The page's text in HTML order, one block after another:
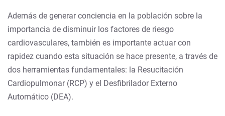
Además de generar conciencia en la población sobre la
importancia de disminuir los factores de riesgo
cardiovasculares, también es importante actuar con
rapidez cuando esta situación se hace presente, a través de
dos herramientas fundamentales: la Resucitación
Cardiopulmonar (RCP) y el Desfibrilador Externo
Automático (DEA).